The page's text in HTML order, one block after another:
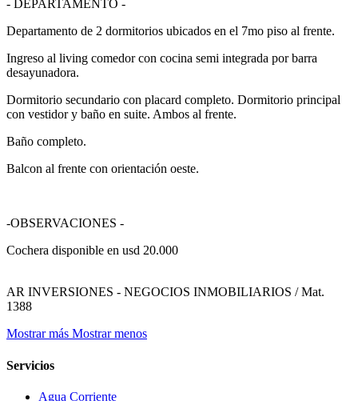
- DEPARTAMENTO -
Departamento de 2 dormitorios ubicados en el 7mo piso al frente.
Ingreso al living comedor con cocina semi integrada por barra
desayunadora.
Dormitorio secundario con placard completo. Dormitorio principal
con vestidor y baño en suite. Ambos al frente.
Baño completo.
Balcon al frente con orientación oeste.
-OBSERVACIONES -
Cochera disponible en usd 20.000
AR INVERSIONES - NEGOCIOS INMOBILIARIOS / Mat.
1388
Mostrar más Mostrar menos
Servicios
Agua Corriente